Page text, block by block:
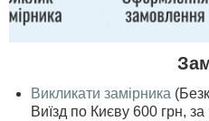
Викликати замірника
Виїзд по Києву 600 грн,